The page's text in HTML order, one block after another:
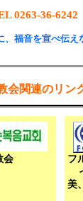
会関連のリン
0263-36-6242
福音を宣べ伝え
会
フ
美